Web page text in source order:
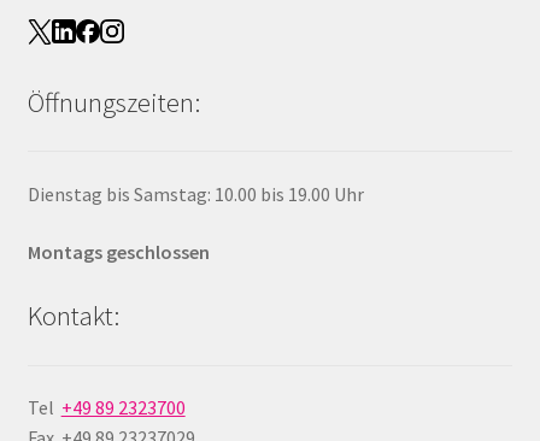
Öffnungszeiten:
Dienstag bis Samstag: 10.00 bis 19.00 Uhr
Montags geschlossen
Kontakt:
Tel +49 89 2323700